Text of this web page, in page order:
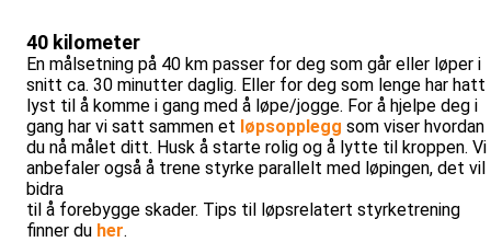
40 kilometer
En målsetning på 40 km passer for deg som går eller løper i
snitt ca. 30 minutter daglig. Eller for deg som lenge har hatt
lyst til å komme i gang med å løpe/jogge. For å hjelpe deg i
gang har vi satt sammen et løpsopplegg som viser hvordan
du nå målet ditt. Husk å starte rolig og å lytte til kroppen. Vi
anbefaler også å trene styrke parallelt med løpingen, det vil
bidra
til å forebygge skader. Tips til løpsrelatert styrketrening
finner du her.